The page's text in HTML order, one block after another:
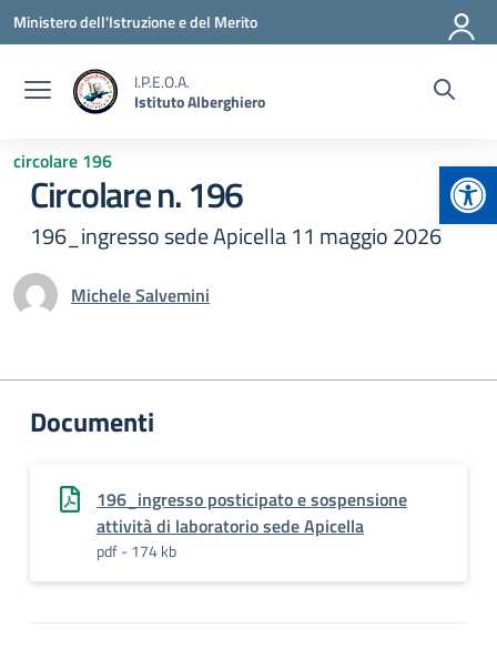
Vai ai contenuti
Vai al menu di navigazione
Vai al footer
Ministero dell'Istruzione e del Merito
I.P.E.O.A.
Istituto Alberghiero
circolare 196
Circolare n. 196
196_ingresso sede Apicella 11 maggio 2026
Michele Salvemini
Documenti
196_ingresso posticipato e sospensione
attività di laboratorio sede Apicella
pdf - 174 kb